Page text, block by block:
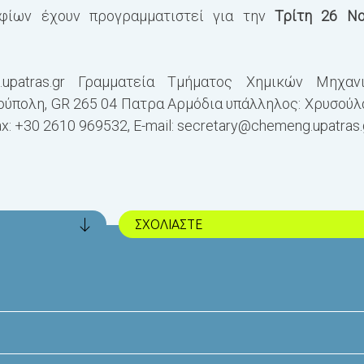
έχουν προγραμματιστεί για την Τρίτη 26
Γραμματεία Τμήματος Χημικών
GR 265 04 Πατρα Αρμόδια υπάλληλος:
+30 2610 969532, E-mail:
ΣΧΟΛΙΑΣΤΕ